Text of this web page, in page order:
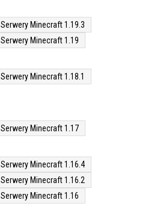
Serwery Minecraft 1.19.3
Serwery Minecraft 1.19
Serwery Minecraft 1.18.1
Serwery Minecraft 1.17
Serwery Minecraft 1.16.4
Serwery Minecraft 1.16.2
Serwery Minecraft 1.16